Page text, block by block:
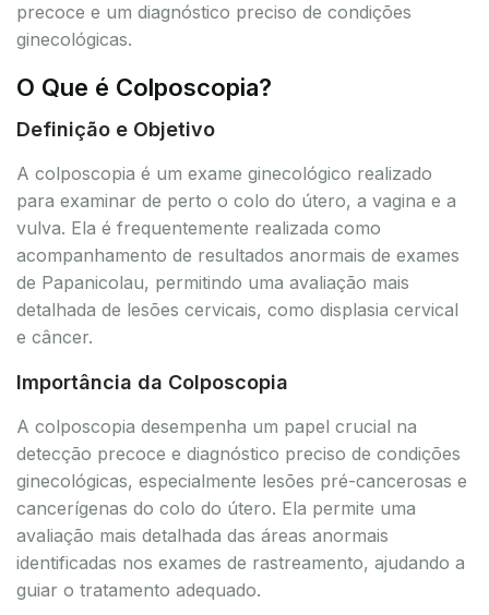
precoce e um diagnóstico preciso de condições
ginecológicas.
O Que é Colposcopia?
Definição e Objetivo
A colposcopia é um exame ginecológico realizado
para examinar de perto o colo do útero, a vagina e a
vulva. Ela é frequentemente realizada como
acompanhamento de resultados anormais de exames
de Papanicolau, permitindo uma avaliação mais
detalhada de lesões cervicais, como displasia cervical
e câncer.
Importância da Colposcopia
A colposcopia desempenha um papel crucial na
detecção precoce e diagnóstico preciso de condições
ginecológicas, especialmente lesões pré-cancerosas e
cancerígenas do colo do útero. Ela permite uma
avaliação mais detalhada das áreas anormais
identificadas nos exames de rastreamento, ajudando a
guiar o tratamento adequado.